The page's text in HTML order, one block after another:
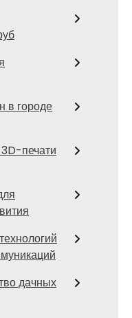
в городе
печати
дачных